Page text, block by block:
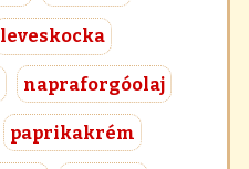
leveskocka
napraforgóolaj
paprikakrém